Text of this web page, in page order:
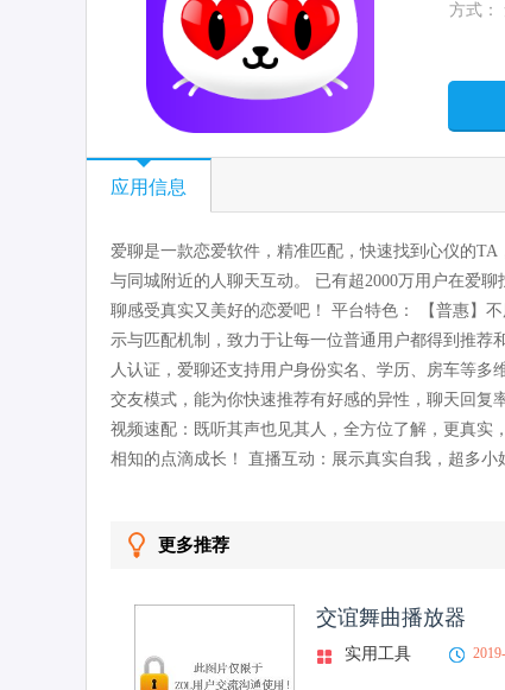
方式：
应用信息
爱聊是一款恋爱软件，精准匹配，快速找到心仪的
与同城附近的人聊天互动。 已有超2000万用户在爱
聊感受真实又美好的恋爱吧！ 平台特色： 【普惠】
示与匹配机制，致力于让每一位普通用户都得到推荐
人认证，爱聊还支持用户身份实名、学历、房车等
交友模式，能为你快速推荐有好感的异性，聊天回复
视频速配：既听其声也见其人，全方位了解，更真实
相知的点滴成长！ 直播互动：展示真实自我，超多小
更多推荐
交谊舞曲播放器
实用工具